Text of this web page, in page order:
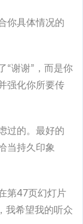
你具体情况的
“谢谢”，而是你
强化你所要传
过的。最好的
当持久印象
第47页幻灯片
我希望我的听众